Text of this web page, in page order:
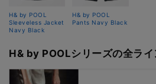
H& by POOL
Sleeveless Jacket
Navy Black
H& by POOL
Pants Navy Black
H& by POOLシリーズの全ラ